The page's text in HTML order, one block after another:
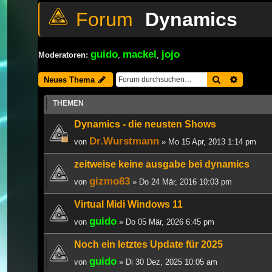
Dynamics
Moderatoren: guido mackel jojo
Neues Thema Suche
THEMEN
Dynamics - die neusten Shows
von Dr.Wurstmann » Mo 15 Apr, 2013 1:14 pm
zeitweise keine ausgabe bei dynamics
von gizmo83 » Do 24 Mär, 2016 10:03 pm
Virtual Midi Windows 11
von guido » Do 05 Mär, 2026 6:45 pm
Noch ein letztes Update für 2025
von guido » Di 30 Dez, 2025 10:05 am